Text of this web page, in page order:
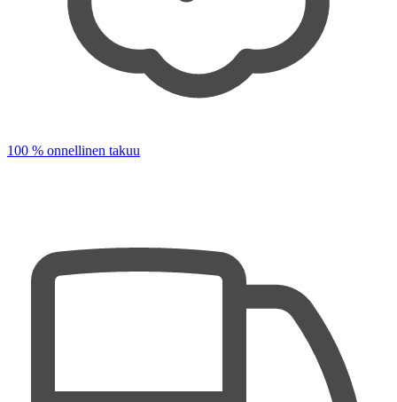
100 % onnellinen takuu